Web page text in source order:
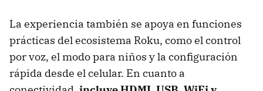
La experiencia también se apoya en funciones
prácticas del ecosistema Roku, como el control
por voz, el modo para niños y la configuración
rápida desde el celular. En cuanto a